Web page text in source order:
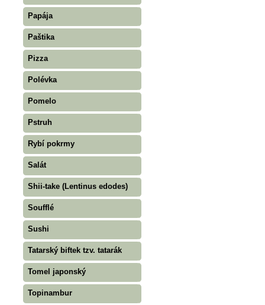
Papája
Paštika
Pizza
Polévka
Pomelo
Pstruh
Rybí pokrmy
Salát
Shii-take (Lentinus edodes)
Soufflé
Sushi
Tatarský biftek tzv. tatarák
Tomel japonský
Topinambur